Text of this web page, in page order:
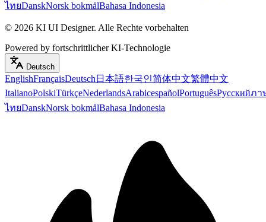
ไทยDanskNorsk bokmålBahasa Indonesia
© 2026 KI UI Designer. Alle Rechte vorbehalten
Powered by fortschrittlicher KI-Technologie
Deutsch
EnglishFrançaisDeutsch 日本語한국인简体中文繁體中文
ItalianoPolskiTürkçeNederlandsArabicespañolPortuguêsРусскийภา
ไทยDanskNorsk bokmålBahasa Indonesia